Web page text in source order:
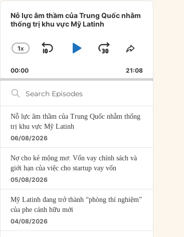
Audio
Player
Nỗ lực âm thầm của Trung Quốc nhằm
thống trị khu vực Mỹ Latinh
CHANGE
RATE
1X
SKIP
BACKWARD
PLAYJUMP
FORWARD
SHARE
EPISODE
00:00 21:08
Search
Episodes
Nỗ lực âm thầm của Trung Quốc nhằm thống
trị khu vực Mỹ Latinh
06/08/2026
Nợ cho kẻ mộng mơ: Vốn vay chính sách và
giới hạn của việc cho startup vay vốn
05/08/2026
Mỹ Latinh đang trở thành “phòng thí nghiệm”
của phe cánh hữu mới
04/08/2026